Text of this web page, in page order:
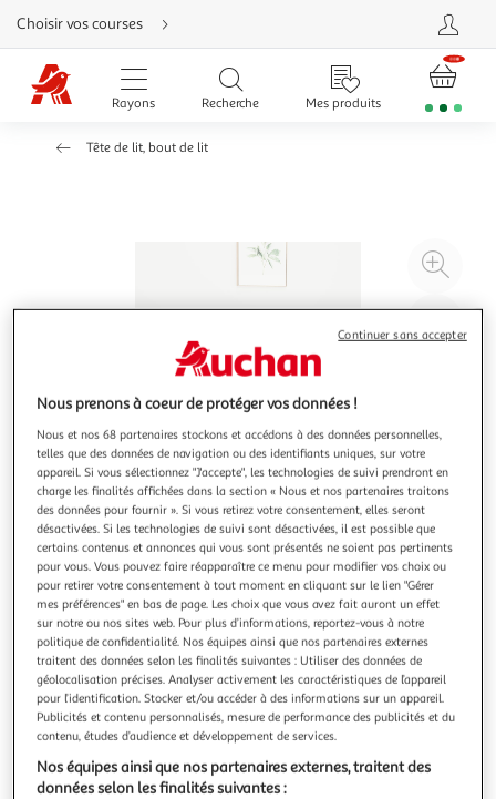
Aller
directement
au
contenu
Aller
directement
Aller
d'aide
Choisir vos courses
Rayons Recherche Mes produits
Tête de lit, bout de lit
à
Illustration
précédente
Illustration
suivante
VIDAXL
Tete de lit avec oreilles Creme 147x16x78/88 cm Tissu
Cette tete de lit avec oreilles altique au design elegant
donne a votre cadre de lit un aspect complet et convient a
toute chambre a coucher. Tissu durable : le tissu presente
un aspect simple et epure, et il est respirant et
durable.Pieds robustes et stables : les pieds en bois
assurent la robustes
En savoir +
Vous voulez connaître le prix de ce produit ?
Afficher le prix
Nous prenons à coeur de protéger vos données !
Nous et nos 68 partenaires stockons et accédons à des données personnelles,
telles que des données de navigation ou des identifiants uniques, sur votre
appareil. Si vous sélectionnez "J'accepte", les technologies de suivi prendront en
charge les finalités affichées dans la section « Nous et nos partenaires traitons
des données pour fournir ». Si vous retirez votre consentement, elles seront
désactivées. Si les technologies de suivi sont désactivées, il est possible que
certains contenus et annonces qui vous sont présentés ne soient pas pertinents
pour vous. Vous pouvez faire réapparaître ce menu pour modifier vos choix ou
pour retirer votre consentement à tout moment en cliquant sur le lien "Gérer
mes préférences" en bas de page. Les choix que vous avez fait auront un effet
sur notre ou nos sites web. Pour plus d’informations, reportez-vous à notre
politique de confidentialité. Nos équipes ainsi que nos partenaires externes
traitent des données selon les finalités suivantes : Utiliser des données de
géolocalisation précises. Analyser activement les caractéristiques de l’appareil
pour l’identification. Stocker et/ou accéder à des informations sur un appareil.
Publicités et contenu personnalisés, mesure de performance des publicités et du
contenu, études d’audience et développement de services.
Nos équipes ainsi que nos partenaires externes, traitent des
données selon les finalités suivantes :
Continuer sans accepter